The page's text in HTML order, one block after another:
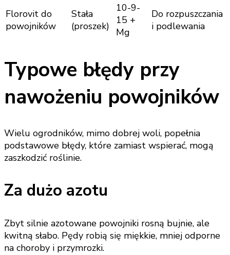
Florovit do
powojników
Stała
(proszek)
10-9-
15 +
Mg
Do rozpuszczania
i podlewania
Typowe błędy przy
nawożeniu powojników
Wielu ogrodników, mimo dobrej woli, popełnia
podstawowe błędy, które zamiast wspierać, mogą
zaszkodzić roślinie.
Za dużo azotu
Zbyt silnie azotowane powojniki rosną bujnie, ale
kwitną słabo. Pędy robią się miękkie, mniej odporne
na choroby i przymrozki.